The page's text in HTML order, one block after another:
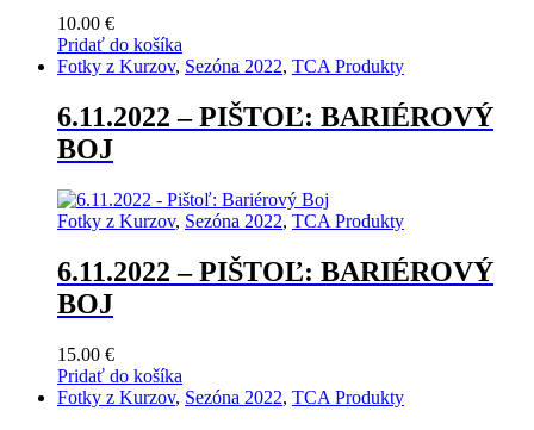
10.00 €
Pridať do košíka
Fotky z Kurzov, Sezóna 2022, TCA Produkty
6.11.2022 – PIŠTOĽ: BARIÉROVÝ
BOJ
Fotky z Kurzov, Sezóna 2022, TCA Produkty
6.11.2022 – PIŠTOĽ: BARIÉROVÝ
BOJ
15.00 €
Pridať do košíka
Fotky z Kurzov, Sezóna 2022, TCA Produkty